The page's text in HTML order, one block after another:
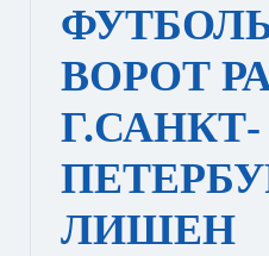
ВОРОТ
Г.САНКТ-
ЛИШЕН